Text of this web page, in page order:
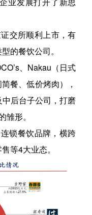
交所顺利上市，有
的餐饮公司。
、Nakau（日式
餐、低价烤肉），
后台子公司，打磨
形。
锁餐饮品牌，横跨
等4大业态。